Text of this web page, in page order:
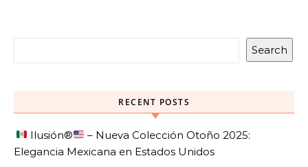
Search
RECENT POSTS
Ilusión®️
– Nueva Colección Otoño 2025:
Elegancia Mexicana en Estados Unidos